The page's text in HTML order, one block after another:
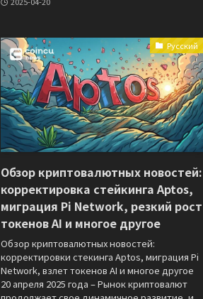
Русский
Обзор криптовалютных новостей:
корректировка стейкинга Aptos,
миграция Pi Network, резкий рост
токенов AI и многое другое
Обзор криптовалютных новостей:
корректировки стекинга Aptos, миграция Pi
Network, взлет токенов AI и многое другое
20 апреля 2025 года – Рынок криптовалют